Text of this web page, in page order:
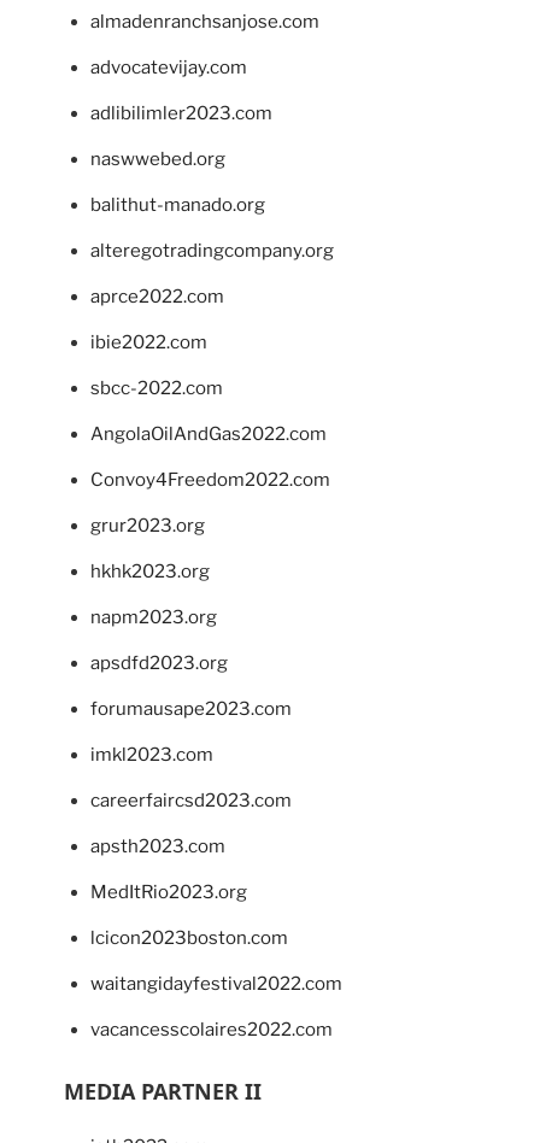
almadenranchsanjose.com
advocatevijay.com
adlibilimler2023.com
naswwebed.org
balithut-manado.org
alteregotradingcompany.org
aprce2022.com
ibie2022.com
sbcc-2022.com
AngolaOilAndGas2022.com
Convoy4Freedom2022.com
grur2023.org
hkhk2023.org
napm2023.org
apsdfd2023.org
forumausape2023.com
imkl2023.com
careerfaircsd2023.com
apsth2023.com
MedItRio2023.org
lcicon2023boston.com
waitangidayfestival2022.com
vacancesscolaires2022.com
MEDIA PARTNER II